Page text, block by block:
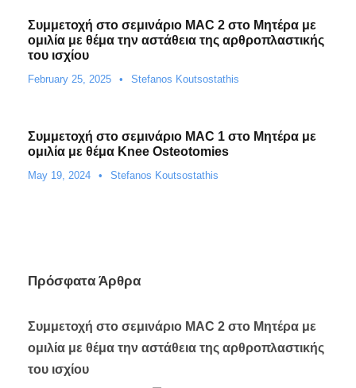
Συμμετοχή στο σεμινάριο MAC 2 στο Μητέρα με
ομιλία με θέμα την αστάθεια της αρθροπλαστικής
του ισχίου
February 25, 2025 • Stefanos Koutsostathis
Συμμετοχή στο σεμινάριο MAC 1 στο Μητέρα με
ομιλία με θέμα Knee Osteotomies
May 19, 2024 • Stefanos Koutsostathis
Πρόσφατα Άρθρα
Συμμετοχή στο σεμινάριο MAC 2 στο Μητέρα με
ομιλία με θέμα την αστάθεια της αρθροπλαστικής
του ισχίου